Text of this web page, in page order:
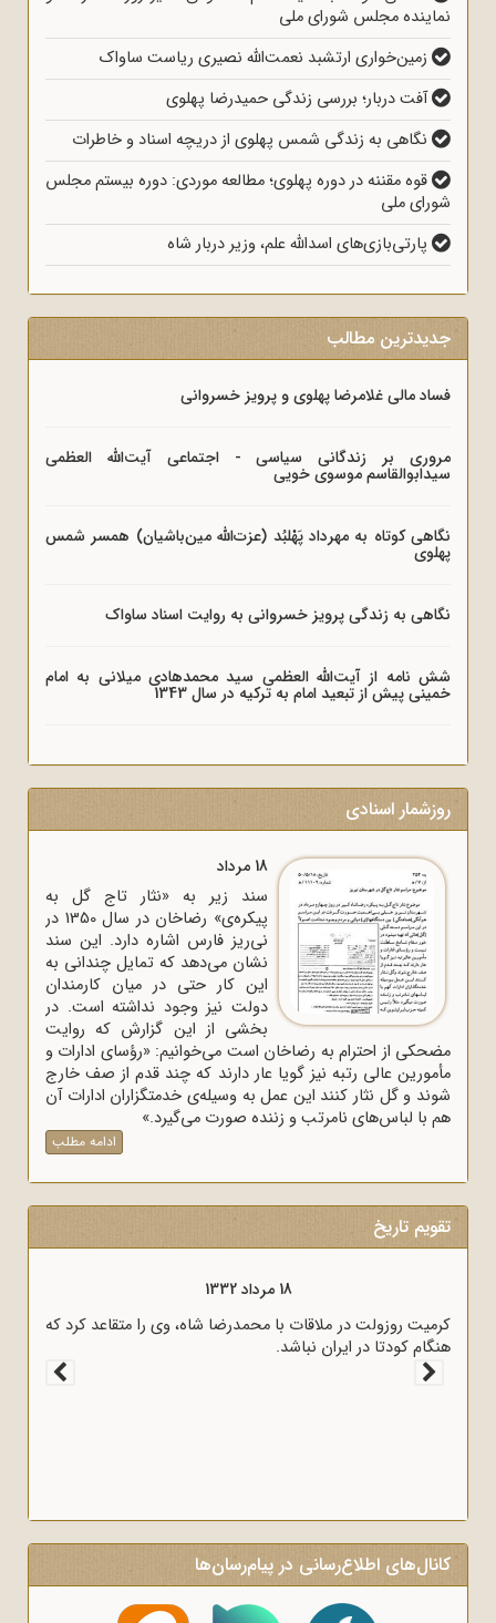
نماینده مجلس شورای ملی
زمین‌خواری ارتشبد نعمت‌الله نصیری ریاست ساواک
آفت دربار؛ بررسی زندگی حمیدرضا پهلوی
نگاهی به زندگی شمس پهلوی از دریچه اسناد و خاطرات
قوه مقننه در دوره پهلوی؛ مطالعه موردی: دوره بیستم مجلس
شورای ملی
پارتی‌بازی‌های اسدالله علم، وزیر دربار شاه
جدیدترین مطالب
فساد مالی غلامرضا پهلوی و پرویز خسروانی
مروری بر زندگانی سیاسی - اجتماعی آیت‌الله العظمی
سیدابوالقاسم موسوی خویی
نگاهی کوتاه به مهرداد پَهْلبُد (عزت‌الله مین‌باشیان) همسر شمس
پهلوی
نگاهی به زندگی پرویز خسروانی به روایت اسناد ساواک
شش نامه از آیت‌الله العظمی سید محمدهادی میلانی به امام
خمینی پیش از تبعید امام به ترکیه در سال 1343
روزشمار اسنادی
18 مرداد
سند زیر به «نثار تاج گل به
پیکره‌ی» رضاخان در سال 1350 در
نی‌ریز فارس اشاره دارد. این سند
نشان می‌دهد که تمایل چندانی به
این کار حتی در میان کارمندان
دولت نیز وجود نداشته است. در
بخشی از این گزارش که روایت
مضحکی از احترام به رضاخان است می‌خوانیم: «رؤسای ادارات و
مأمورین عالی رتبه نیز گویا عار دارند که چند قدم از صف خارج
شوند و گل نثار کنند این عمل به وسیله‌ی خدمتگزاران ادارات آن
هم با لباس‌های نامرتب و زننده صورت می‌گیرد.»
ادامه مطلب
تقویم تاریخ
کرمیت روزولت در ملاقات با محمدرضاسیاسی کشور در نامه‌ای برای رؤسای
غرامت به انگلیس اعلام کردند.
کانال‌های اطلاع‌رسانی در پیام‌رسان‌ها